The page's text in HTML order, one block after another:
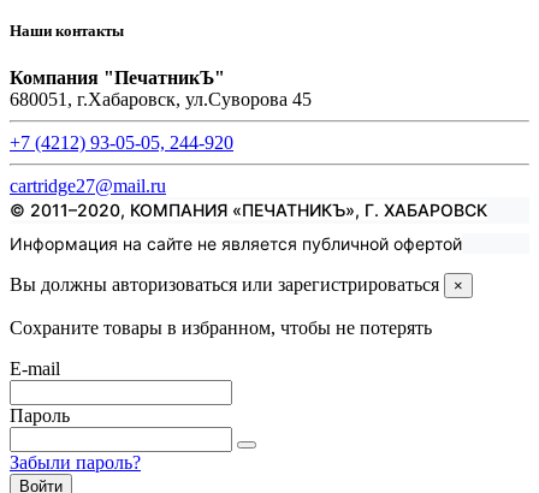
Наши контакты
Компания "ПечатникЪ"
680051, г.Хабаровск, ул.Суворова 45
+7 (4212) 93-05-05, 244-920
cartridge27@mail.ru
© 2011–2020, КОМПАНИЯ «ПЕЧАТНИКЪ», Г. ХАБАРОВСК
Информация на сайте не является публичной офертой
Вы должны авторизоваться или зарегистрироваться
×
Сохраните товары в избранном, чтобы не потерять
E-mail
Пароль
Забыли пароль?
Войти